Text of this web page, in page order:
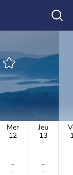
Mer
12
-
-
Jeu
13
-
-